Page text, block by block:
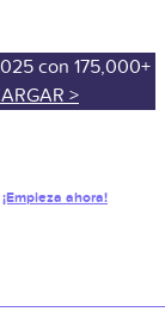
con 175,000+
>
¡Empieza ahora!